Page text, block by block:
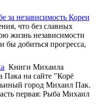
за независимость Кореи
что без славных
жизнь независимости
добиться прогресса,
Книги Михаила
на сайте "Корё
город Михаил Пак.
первая: Рыба Михаил